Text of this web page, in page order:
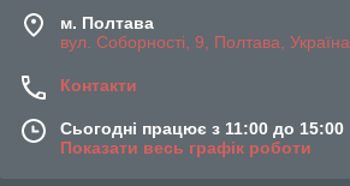
м. Полтава
вул. Соборності, 9, Полтава, Україна
Контакти
Сьогодні працює з 11:00 до 15:00
Показати весь графік роботи